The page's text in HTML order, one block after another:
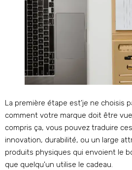
La première étape est’je ne choisis
comment votre marque doit être
compris ça, vous pouvez traduire
innovation, durabilité, ou un large
produits physiques qui envoient le
que quelqu'un utilise le cadeau.